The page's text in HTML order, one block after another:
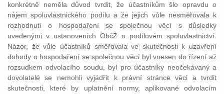
konkrétně neměla důvod tvrdit, že účastníkům šlo opravdu o
nájem spoluvlastnického podílu a že jejich vůle nesměřovala k
rozhodnutí o hospodaření se společnou věcí s důsledky
uvedenými v ustanoveních ObčZ o podílovém spoluvlastnictví.
Názor, že vůle účastníků směřovala ve skutečnosti k uzavření
dohody o hospodaření se společnou věcí byl vnesen do řízení až
rozsudkem odvolacího soudu, byl pro účastníky neočekávaný a
dovolatelé se nemohli vyjádřit k právní stránce věci a tvrdit
skutečnosti, které by uplatnění normy, aplikované odvolacím